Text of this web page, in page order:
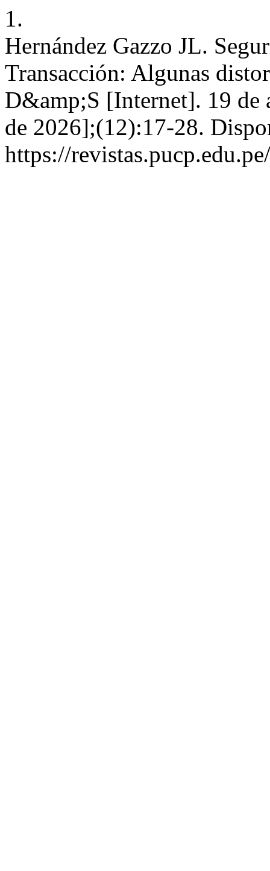
1.
Hernández Gazzo JL.
Transacción: Algunas
D&amp;S [Internet]. 19 de
de 2026];(12):17-28.
https://